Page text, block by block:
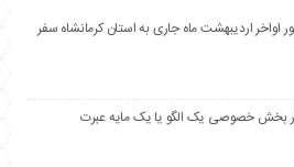
اواخر اردیبهشت ماه جاری به استان کرمانشاه سفر
بخش خصوصی یک الگو یا یک مایه عبرت